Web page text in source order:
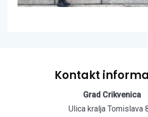
Kontakt
Grad Crikvenica
Ulica kralja Tomislava